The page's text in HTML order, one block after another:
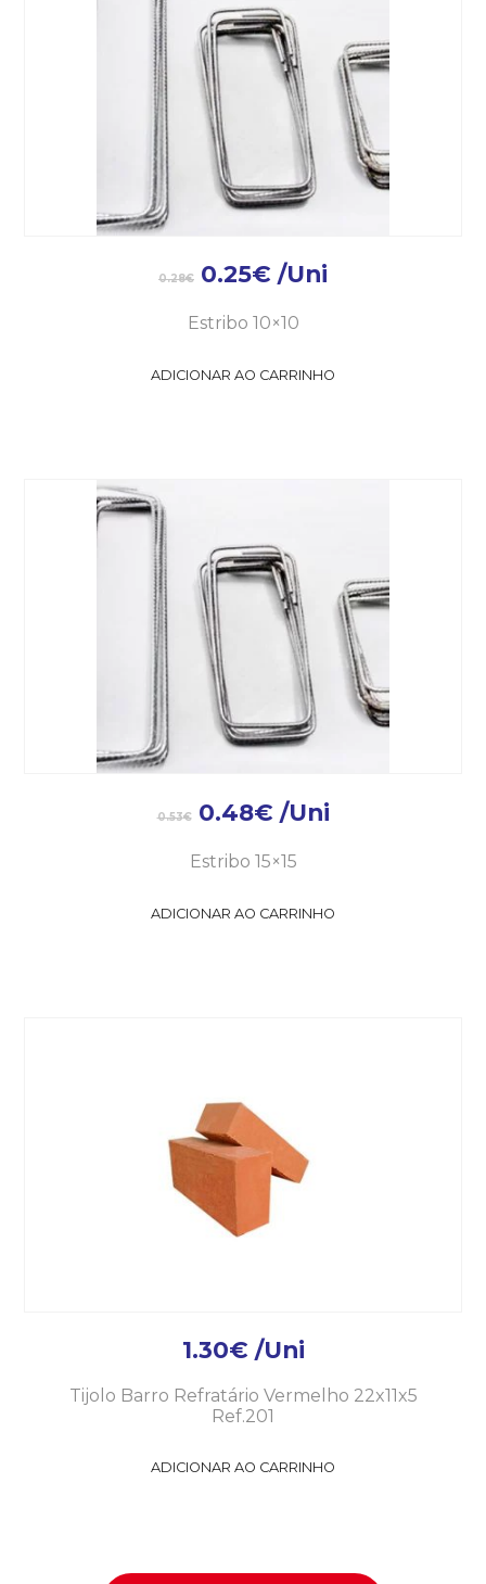
0.28€ 0.25€ /Uni
Estribo 10×10
ADICIONAR AO CARRINHO
0.53€ 0.48€ /Uni
Estribo 15×15
ADICIONAR AO CARRINHO
1.30€ /Uni
Tijolo Barro Refratário Vermelho 22x11x5
Ref.201
ADICIONAR AO CARRINHO